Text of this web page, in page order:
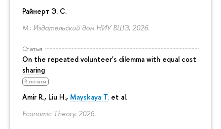
Райнерт Э. С.
М.: Издательский дом НИУ ВШЭ, 2026.
Статья
On the repeated volunteer's dilemma with equal cost
sharing
В печати
Amir R., Liu H., Mayskaya T. et al.
Economic Theory. 2026.